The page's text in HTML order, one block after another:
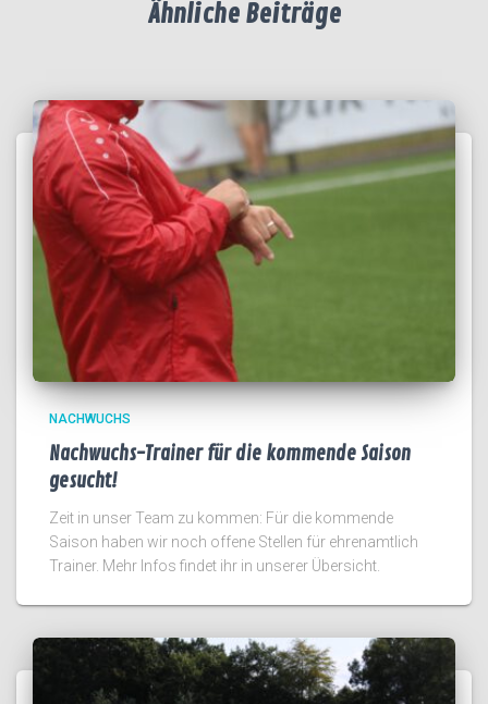
Ähnliche Beiträge
NACHWUCHS
Nachwuchs-Trainer für die kommende Saison
gesucht!
Zeit in unser Team zu kommen: Für die kommende
Saison haben wir noch offene Stellen für ehrenamtlich
Trainer. Mehr Infos findet ihr in unserer Übersicht.